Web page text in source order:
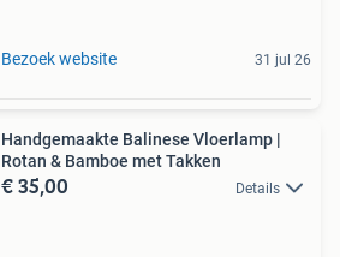
Bezoek website 31 jul 26
Handgemaakte Balinese Vloerlamp |
Rotan & Bamboe met Takken
€ 35,00 Details